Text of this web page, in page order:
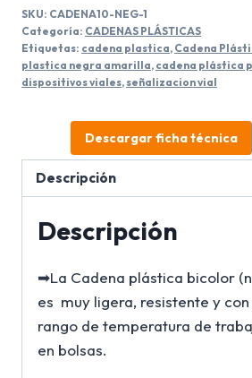
Negra
-
Amarilla
x20
Metros
cantidad
SKU: CADENA10-NEG-1
Categoría: CADENAS PLÁSTICAS
Etiquetas: cadena plastica, Cadena
plastica negra amarilla, cadena plástica
dispositivos viales, señalizacion vial
Descargar ficha técnica
Descripción
Descripción
➡La Cadena plástica bicolor
es muy ligera, resistente y
rango de temperatura de
en bolsas.